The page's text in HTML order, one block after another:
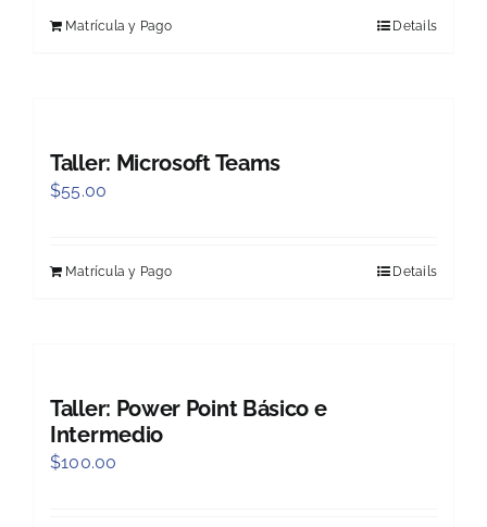
Matrícula y Pago Details
Taller: Microsoft Teams
$55.00
Matrícula y Pago Details
Taller: Power Point Básico e
Intermedio
$100.00